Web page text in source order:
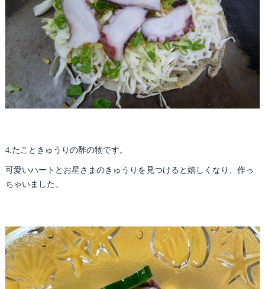
4.たこときゅうりの酢の物です。
可愛いハートとお星さまのきゅうりを見つけると嬉しくなり、作っ
ちゃいました。